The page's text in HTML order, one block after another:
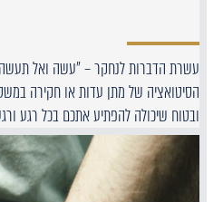
עשרת הדברות לנחקר – "עשה ואל
הסיטואציה של מתן עדות או חקירה
ובטוח שיכולה להפתיע אתכם בכל רגע